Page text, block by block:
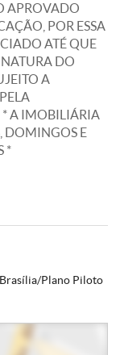
APROVADO
POR ESSA
ATÉ QUE
DO
A
A IMOBILIÁRIA
DOMINGOS E
*
Plano Piloto